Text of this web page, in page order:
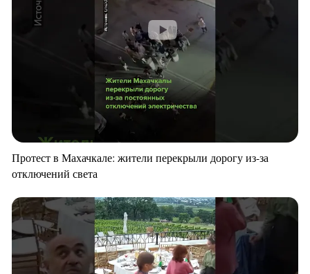
Протест в Махачкале: жители перекрыли дорогу из-за
отключений света